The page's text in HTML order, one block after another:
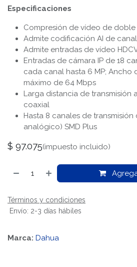
Especificaciones
Compresión de vídeo de doble
Admite codificación AI de
Admite entradas de vídeo
Entradas de cámara IP de 18
cada canal hasta 6 MP; Ancho
máximo de 64 Mbps
Larga distancia de transmisión
coaxial
Hasta 8 canales de
analógico) SMD Plus
$ 97.075(impuesto incluido)
Términos y condiciones
Envío: 2-3 días hábiles
Marca: Dahua